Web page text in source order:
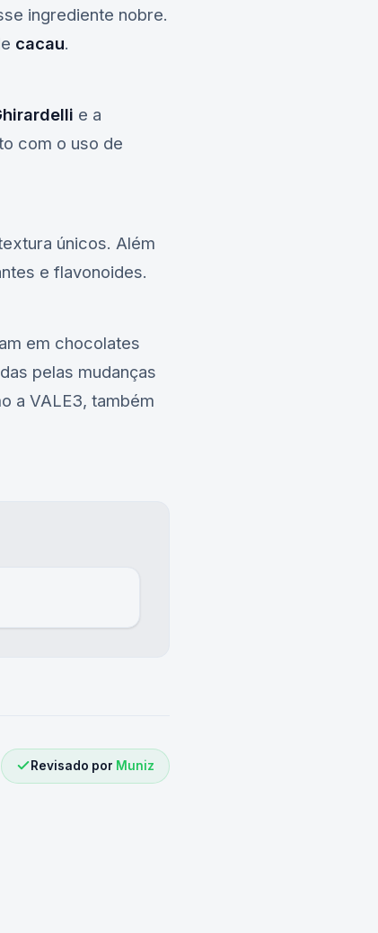
ingrediente nobre.
cacau.
e a
com o uso de
únicos. Além
e flavonoides.
em chocolates
pelas mudanças
a VALE3, também
Revisado por Muniz